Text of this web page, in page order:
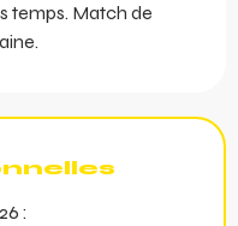
temps. Match de
: